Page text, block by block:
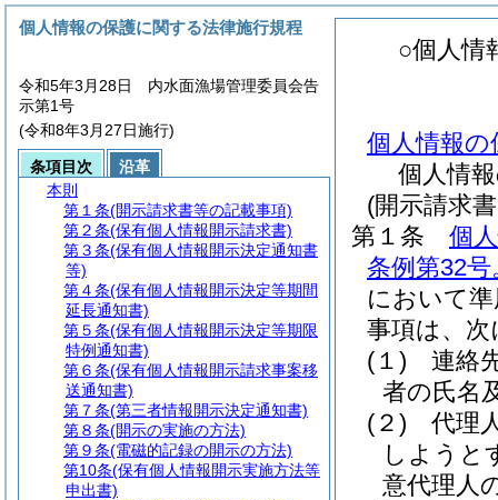
○個人情
個人情報の
個人情
(開示請求
第１条
個
条例第32
において
事項は、
(１)
連絡
者の氏名
(２)
代理
しようと
意代理人
個人情報の保護に関する法律施行規程
令和5年3月28日 内水面漁場管理委員会告
示第1号
(令和8年3月27日施行)
条項目次
沿革
本則
第１条(開示請求書等の記載事項)
第２条(保有個人情報開示請求書)
第３条(保有個人情報開示決定通知書
等)
第４条(保有個人情報開示決定等期間
延長通知書)
第５条(保有個人情報開示決定等期限
特例通知書)
第６条(保有個人情報開示請求事案移
送通知書)
第７条(第三者情報開示決定通知書)
第８条(開示の実施の方法)
第９条(電磁的記録の開示の方法)
第10条(保有個人情報開示実施方法等
申出書)